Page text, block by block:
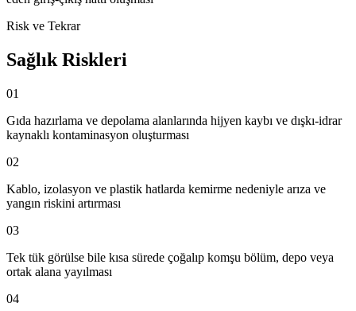
Risk ve Tekrar
Sağlık Riskleri
01
Gıda hazırlama ve depolama alanlarında hijyen kaybı ve dışkı-idrar
kaynaklı kontaminasyon oluşturması
02
Kablo, izolasyon ve plastik hatlarda kemirme nedeniyle arıza ve
yangın riskini artırması
03
Tek tük görülse bile kısa sürede çoğalıp komşu bölüm, depo veya
ortak alana yayılması
04